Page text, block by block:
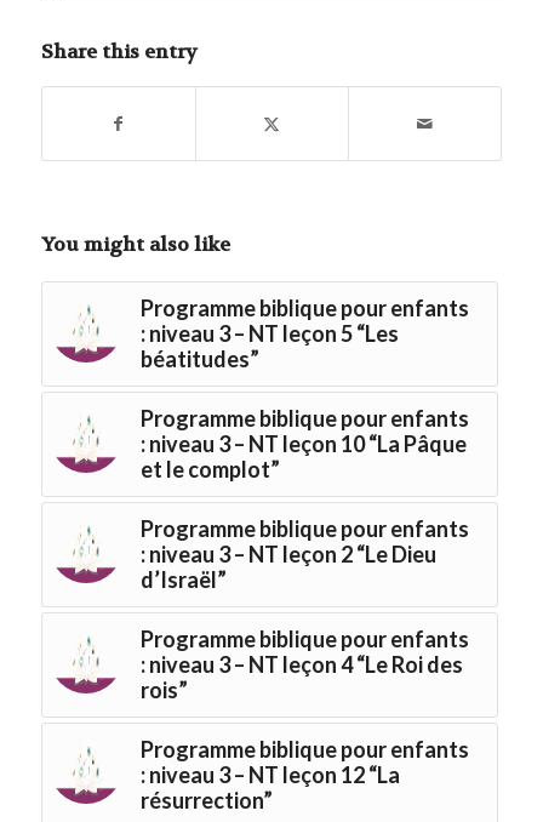
Share this entry
You might also like
Programme biblique pour enfants
: niveau 3 – NT leçon 5 “Les
béatitudes”
Programme biblique pour enfants
: niveau 3 – NT leçon 10 “La Pâque
et le complot”
Programme biblique pour enfants
: niveau 3 – NT leçon 2 “Le Dieu
d’Israël”
Programme biblique pour enfants
: niveau 3 – NT leçon 4 “Le Roi des
rois”
Programme biblique pour enfants
: niveau 3 – NT leçon 12 “La
résurrection”